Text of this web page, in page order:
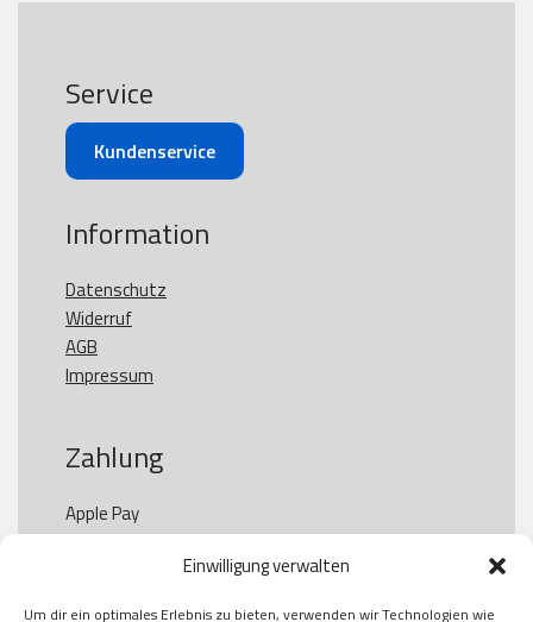
Einwilligung verwalten
Um dir ein optimales Erlebnis zu bieten, verwenden wir Technologien wie
Service
Kundenservice
Information
Datenschutz
Widerruf
AGB
Impressum
Zahlung
Apple Pay
Paypal